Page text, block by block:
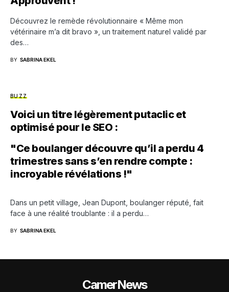
Découvrez le remède révolutionnaire « Même mon
vétérinaire m’a dit bravo », un traitement naturel validé par
des…
BY SABRINA EKEL
BUZZ
Voici un titre légèrement putaclic et
optimisé pour le SEO :
"Ce boulanger découvre qu’il a perdu 4
trimestres sans s’en rendre compte :
incroyable révélations !"
Dans un petit village, Jean Dupont, boulanger réputé, fait
face à une réalité troublante : il a perdu…
BY SABRINA EKEL
CamerNews